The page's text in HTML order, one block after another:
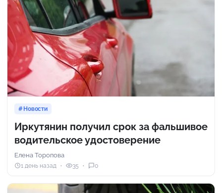
Новости
Иркутянин получил срок за фальшивое
водительское удостоверение
Елена Торопова
1 день назад 35 0